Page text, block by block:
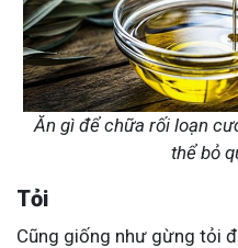
Ăn gì để chữa rối loạn
thể bỏ
Tỏi
Cũng giống như gừng tỏi